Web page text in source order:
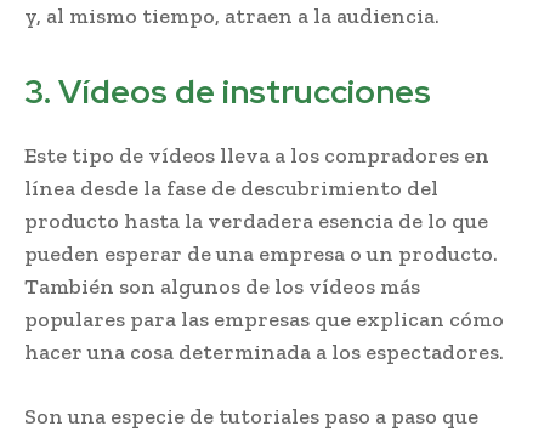
y, al mismo tiempo, atraen a la audiencia.
3. Vídeos de instrucciones
Este tipo de vídeos lleva a los compradores en
línea desde la fase de descubrimiento del
producto hasta la verdadera esencia de lo que
pueden esperar de una empresa o un producto.
También son algunos de los vídeos más
populares para las empresas que explican cómo
hacer una cosa determinada a los espectadores.
Son una especie de tutoriales paso a paso que